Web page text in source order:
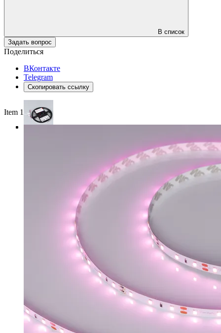
В список
Задать вопрос
Поделиться
ВКонтакте
Telegram
Скопировать ссылку
Item 1 of 3